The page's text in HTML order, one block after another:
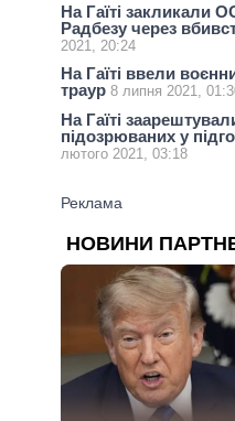
На Гаїті закликали
Радбезу через
2021, 20:24
На Гаїті ввели
траур 8 липня 2021,
На Гаїті
підозрюваних у
лютого 2021, 03:18